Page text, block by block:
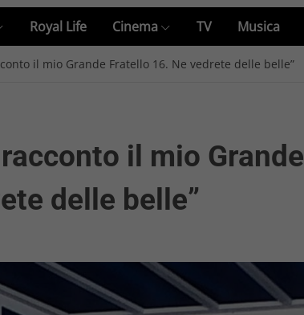
Royal Life Cinema TV Musica
il mio Grande Fratello 16. Ne vedrete delle belle”
racconto il mio Grande
delle belle”